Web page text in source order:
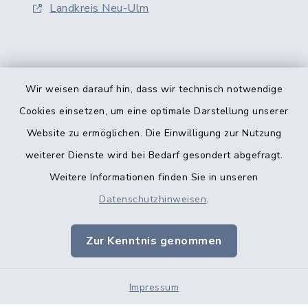
Wir weisen darauf hin, dass wir technisch notwendige
Cookies einsetzen, um eine optimale Darstellung unserer
Website zu ermöglichen. Die Einwilligung zur Nutzung
weiterer Dienste wird bei Bedarf gesondert abgefragt.
Weitere Informationen finden Sie in unseren
Datenschutzhinweisen.
Zur Kenntnis genommen
Impressum
Landkreis Neu-Ulm
Kontakt
Datenschutz
Impressum
Sitemap